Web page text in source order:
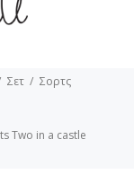
Σετ
Σορτς
Two in a castle